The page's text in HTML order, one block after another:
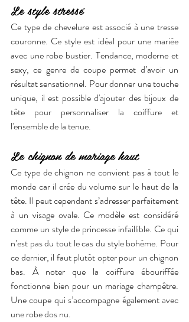
Le style stressé
Ce type de chevelure est associé à une tresse
couronne. Ce style est idéal pour une mariée
avec une robe bustier. Tendance, moderne et
sexy, ce genre de coupe permet d’avoir un
résultat sensationnel. Pour donner une touche
unique, il est possible d'ajouter des bijoux de
tête pour personnaliser la coiffure et
l'ensemble de la tenue.
Le chignon de mariage haut
Ce type de chignon ne convient pas à tout le
monde car il crée du volume sur le haut de la
tête. Il peut cependant s’adresser parfaitement
à un visage ovale. Ce modèle est considéré
comme un style de princesse infaillible. Ce qui
n’est pas du tout le cas du style bohème. Pour
ce dernier, il faut plutôt opter pour un chignon
bas. À noter que la coiffure ébouriffée
fonctionne bien pour un mariage champêtre.
Une coupe qui s’accompagne également avec
une robe dos nu.